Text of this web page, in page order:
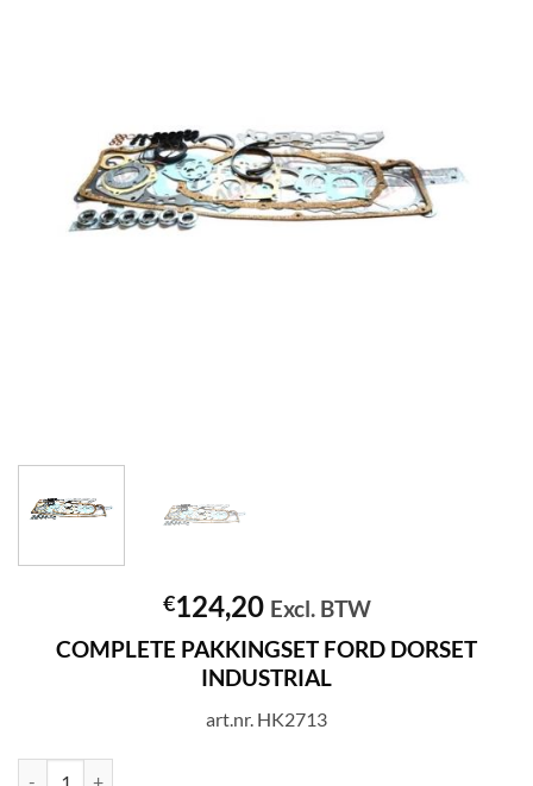
€124,20 Excl. BTW
COMPLETE PAKKINGSET FORD DORSET
INDUSTRIAL
art.nr. HK2713